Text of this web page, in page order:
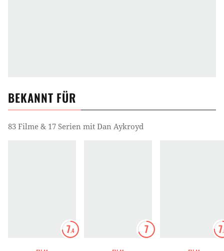
BEKANNT FÜR
83 Filme & 17 Serien mit Dan Aykroyd
7.4 7 7